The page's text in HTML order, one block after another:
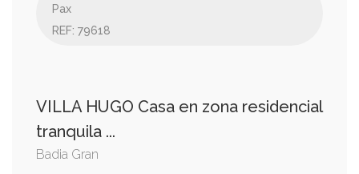
Pax
REF: 79618
VILLA HUGO Casa en zona residencial
tranquila ...
Badia Gran